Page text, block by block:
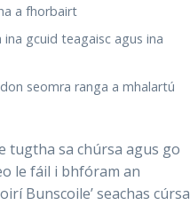
a fhorbairt
gcuid teagaisc agus ina
seomra ranga a mhalartú
tugtha sa chúrsa agus go
le fáil i bhfóram an
Bunscoile’ seachas cúrsa